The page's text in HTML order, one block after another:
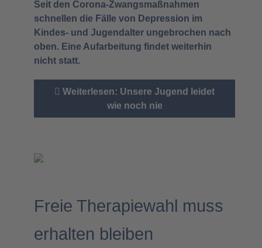
Seit den Corona-Zwangsmaßnahmen
schnellen die Fälle von Depression im
Kindes- und Jugendalter ungebrochen nach
oben. Eine Aufarbeitung findet weiterhin
nicht statt.
Weiterlesen: Unsere Jugend leidet
wie noch nie
Freie Therapiewahl muss
erhalten bleiben